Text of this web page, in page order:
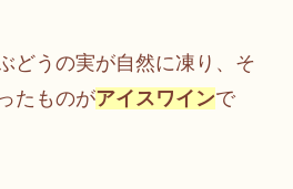
どうの実が自然に凍り、そ
たものがアイスワインで